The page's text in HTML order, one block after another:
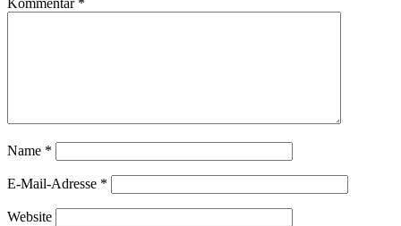
Kommentar *
Name *
E-Mail-Adresse *
Website